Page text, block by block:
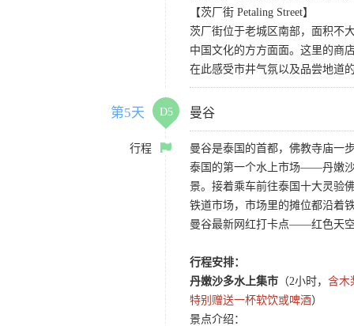
【茨厂街 Petaling Street】
茨厂街位于老城区南部，面积不
中国文化的方方面面。这里的商
在此感受市井气氛以及品尝地道
第5天 D5 曼谷
行程
曼谷是泰国的首都，佛教寺庙一
泰国的第一个水上市场——丹嫩沙
景。接着乘车前往泰国十大灵验
铁道市场，市场里的摊位都沿着
曼谷最新网红打卡点——红色天
行程安排：
丹嫩沙多水上集市 （2小时， 含木
特别赠送一杯软饮或啤酒）
景点介绍：